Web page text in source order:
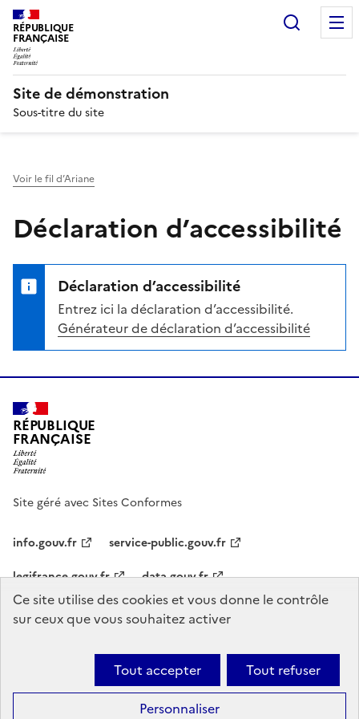
Ce site utilise des cookies et vous donne le contrôle
sur ceux que vous souhaitez activer
Tout accepter
Tout refuser
Personnaliser
RÉPUBLIQUE
FRANÇAISE
Site de démonstration
Sous-titre du site
Voir le fil d’Ariane
Déclaration d’accessibilité
Déclaration d’accessibilité
Entrez ici la déclaration d’accessibilité.
Générateur de déclaration d’accessibilité
RÉPUBLIQUE
FRANÇAISE
Site géré avec Sites Conformes
info.gouv.fr
service-public.gouv.fr
legifrance.gouv.fr
data.gouv.fr
Accessibilité : non conforme Mentions légales
Sauf mention explicite de propriété intellectuelle détenue par des tiers,
les contenus de ce site sont proposés sous